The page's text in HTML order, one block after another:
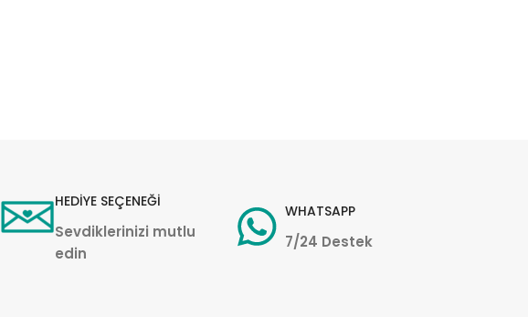
HEDİYE SEÇENEĞİ
Sevdiklerinizi mutlu
edin
WHATSAPP
7/24 Destek